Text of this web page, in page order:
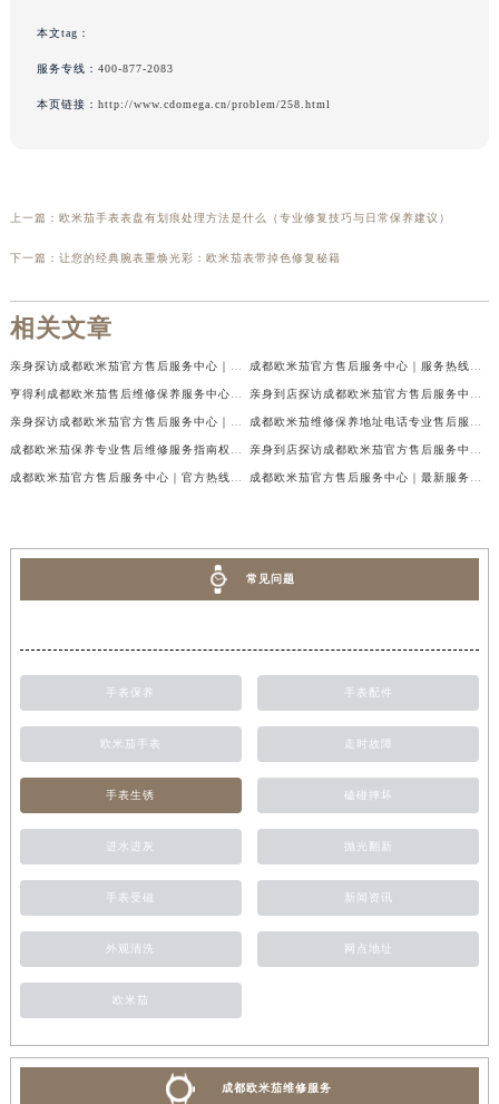
本文tag：
服务专线： 400-877-2083
本页链接： http://www.cdomega.cn/problem/258.html
上一篇： 欧米茄手表表盘有划痕处理方法是什么（专业修复技巧与日常保养建议）
下一篇： 让您的经典腕表重焕光彩：欧米茄表带掉色修复秘籍
相关文章
亲身探访成都欧米茄官方售后服务中心｜地址与客服服务热线（2026年7月最新） 成都欧米茄官方售后服务中心｜服务热线及全部官方地址权威信息公示（2026年7月最新）
亨得利成都欧米茄售后维修保养服务中心权威公示（2026年7月最新） 亲身到店探访成都欧米茄官方售后服务中心｜最新电话与网点地址（2026年7月最新）
亲身探访成都欧米茄官方售后服务中心｜完整官方热线和详细地址（2026年7月最新） 成都欧米茄维修保养地址电话专业售后服务中心权威公示（2026年7月最新）
成都欧米茄保养专业售后维修服务指南权威公示（2026年7月最新） 亲身到店探访成都欧米茄官方售后服务中心｜最新地址及服务热线（2026年7月最新）
成都欧米茄官方售后服务中心｜官方热线及网点地址权威信息公示（2026年7月最新） 成都欧米茄官方售后服务中心｜最新服务电话及全部官方地址权威信息公示（2026年7月最新）
常见问题
手表保养 手表配件
欧米茄手表 走时故障
手表生锈 磕碰摔坏
进水进灰 抛光翻新
手表受磁 新闻资讯
外观清洗 网点地址
欧米茄
成都欧米茄维修服务